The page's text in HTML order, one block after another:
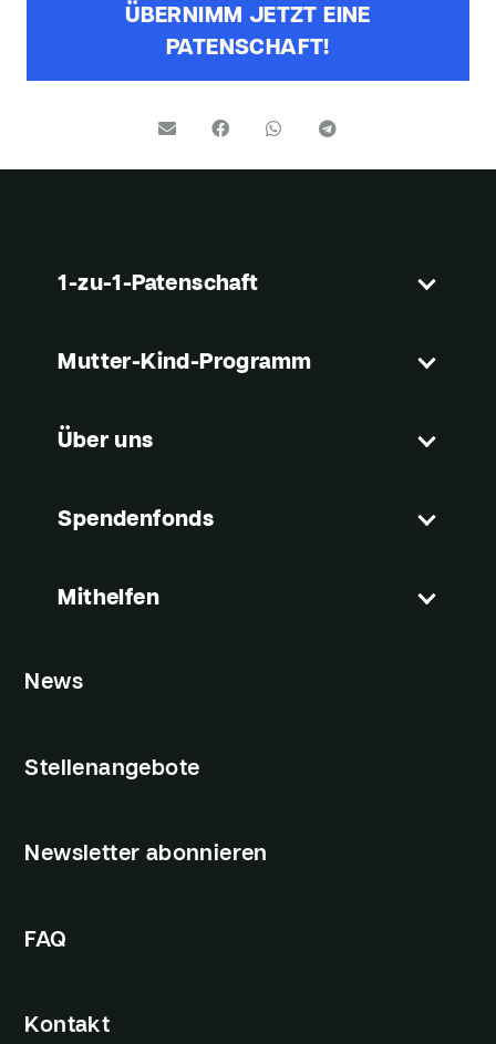
ÜBERNIMM JETZT EINE
PATENSCHAFT!
1-zu-1-Patenschaft
Mutter-Kind-Programm
Über uns
Spendenfonds
Mithelfen
News
Stellenangebote
Newsletter abonnieren
FAQ
Kontakt